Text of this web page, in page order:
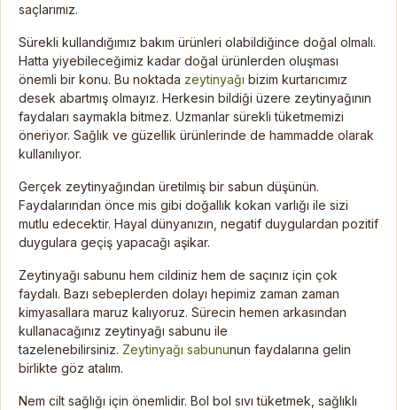
saçlarımız.
Sürekli kullandığımız bakım ürünleri olabildiğince doğal olmalı.
Hatta yiyebileceğimiz kadar doğal ürünlerden oluşması
önemli bir konu. Bu noktada zeytinyağı bizim kurtarıcımız
desek abartmış olmayız. Herkesin bildiği üzere zeytinyağının
faydaları saymakla bitmez. Uzmanlar sürekli tüketmemizi
öneriyor. Sağlık ve güzellik ürünlerinde de hammadde olarak
kullanılıyor.
Gerçek zeytinyağından üretilmiş bir sabun düşünün.
Faydalarından önce mis gibi doğallık kokan varlığı ile sizi
mutlu edecektir. Hayal dünyanızın, negatif duygulardan pozitif
duygulara geçiş yapacağı aşikar.
Zeytinyağı sabunu hem cildiniz hem de saçınız için çok
faydalı. Bazı sebeplerden dolayı hepimiz zaman zaman
kimyasallara maruz kalıyoruz. Sürecin hemen arkasından
kullanacağınız zeytinyağı sabunu ile
tazelenebilirsiniz. Zeytinyağı sabununun faydalarına gelin
birlikte göz atalım.
Nem cilt sağlığı için önemlidir. Bol bol sıvı tüketmek, sağlıklı